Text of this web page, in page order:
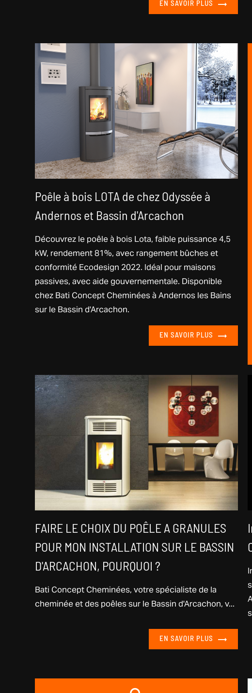
EN SAVOIR PLUS
Poêle à bois LOTA de chez Odyssée à
Andernos et Bassin d'Arcachon
Découvrez le poêle à bois Lota, faible puissance 4,5
kW, rendement 81%, avec rangement bûches et
conformité Ecodesign 2022. Idéal pour maisons
passives, avec aide gouvernementale. Disponible
chez Bati Concept Cheminées à Andernos les Bains
sur le Bassin d'Arcachon.
EN SAVOIR PLUS
FAIRE LE CHOIX DU POÊLE A GRANULES
POUR MON INSTALLATION SUR LE BASSIN
D'ARCACHON, POURQUOI ?
Bati Concept Cheminées, votre spécialiste de la
cheminée et des poêles sur le Bassin d'Arcachon, v...
EN SAVOIR PLUS